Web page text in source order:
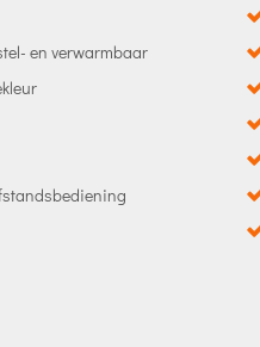
en verwarmbaar